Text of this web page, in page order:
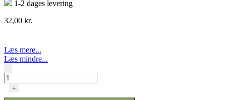
1-2 dages levering
32,00 kr.
Læs mere...
Læs mindre...
AutoPot
15
L
-
+